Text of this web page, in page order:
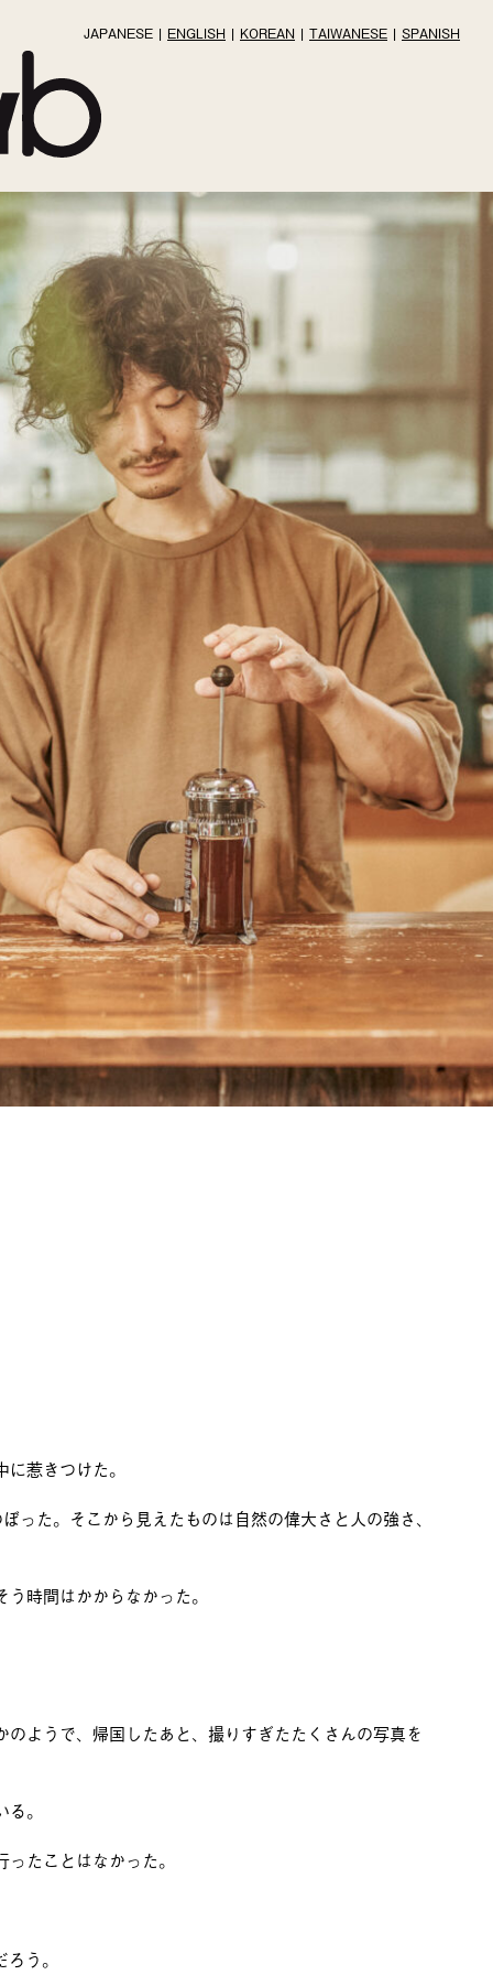
JAPANESE ENGLISH KOREAN TAIWANESE SPANISH
惹きつけた。
た。そこから見えたものは自然の偉大さと人の強さ、
時間はかからなかった。
ようで、帰国したあと、撮りすぎたたくさんの写真を
。
たことはなかった。
う。